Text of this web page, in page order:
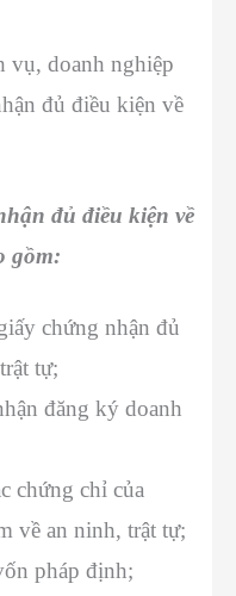
vụ, doanh nghiệp
đủ điều kiện về
đủ điều kiện về
gồm:
chứng nhận đủ
tự;
đăng ký doanh
chứng chỉ của
về an ninh, trật tự;
pháp định;